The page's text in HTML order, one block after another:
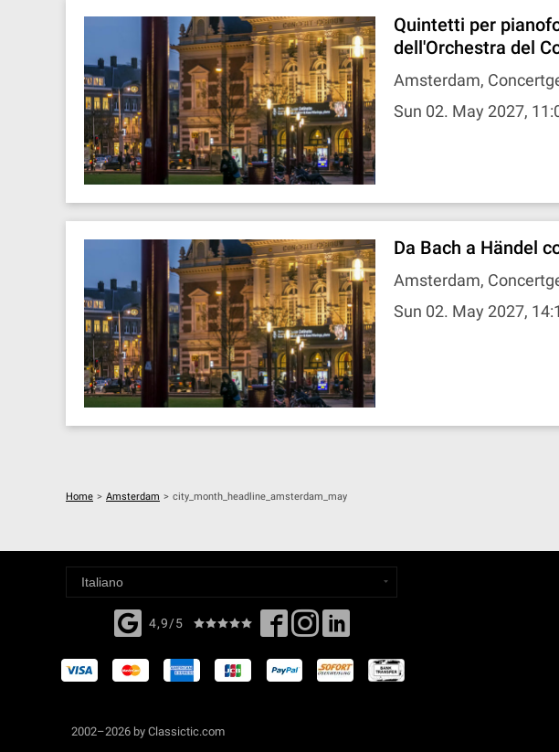
Quintetti per
dell'Orchestra del
Amsterdam,
Sun 02. May 2027,
Da Bach a Händel
Amsterdam,
Sun 02. May 2027,
Home > Amsterdam > city_month_headline_amsterdam_may
4,9/5
2002–2026 by Classictic.com